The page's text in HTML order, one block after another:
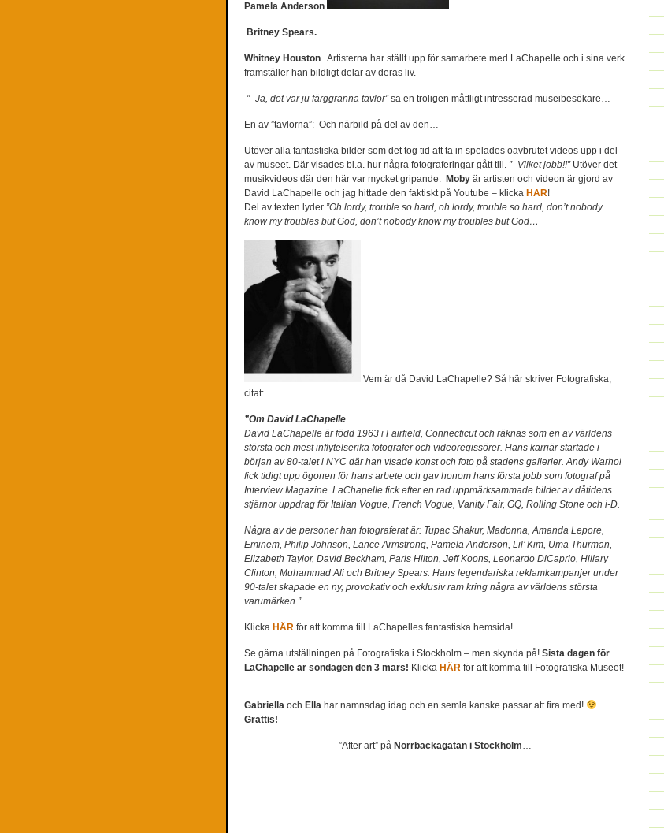
Pamela Anderson
Britney Spears.
Whitney Houston. Artisterna har ställt upp för samarbete med LaChapelle och i sina verk
framställer han bildligt delar av deras liv.
”- Ja, det var ju färggranna tavlor”sa en troligen måttligt intresserad museibesökare…
En av ”tavlorna”: Och närbild på del av den…
Utöver alla fantastiska bilder som det tog tid att ta in spelades oavbrutet videos upp i del
av museet. Där visades bl.a. hur några fotograferingar gått till. ”- Vilket jobb!!”Utöver det –
musikvideos där den här var mycket gripande: Moby är artisten och videon är gjord av
David LaChapelle och jag hittade den faktiskt på Youtube – klicka HÄR!
Del av texten lyder ”Oh lordy, trouble so hard, oh lordy, trouble so hard, don’t nobody
know my troubles but God, don’t nobody know my troubles but God…
Vem är då David LaChapelle? Så här skriver Fotografiska,
citat:
”Om David LaChapelle
David LaChapelle är född 1963 i Fairfield, Connecticut och räknas som en av världens
största och mest inflytelserika fotografer och videoregissörer. Hans karriär startade i
början av 80-talet i NYC där han visade konst och foto på stadens gallerier. Andy Warhol
fick tidigt upp ögonen för hans arbete och gav honom hans första jobb som fotograf på
Interview Magazine. LaChapelle fick efter en rad uppmärksammade bilder av dåtidens
stjärnor uppdrag för Italian Vogue, French Vogue, Vanity Fair, GQ, Rolling Stone och i-D.
Några av de personer han fotograferat är: Tupac Shakur, Madonna, Amanda Lepore,
Eminem, Philip Johnson, Lance Armstrong, Pamela Anderson, Lil’ Kim, Uma Thurman,
Elizabeth Taylor, David Beckham, Paris Hilton, Jeff Koons, Leonardo DiCaprio, Hillary
Clinton, Muhammad Ali och Britney Spears. Hans legendariska reklamkampanjer under
90-talet skapade en ny, provokativ och exklusiv ram kring några av världens största
varumärken.”
Klicka HÄR för att komma till LaChapelles fantastiska hemsida!
Se gärna utställningen på Fotografiska i Stockholm – men skynda på! Sista dagen för
LaChapelle är söndagen den 3 mars! Klicka HÄR för att komma till Fotografiska Museet!
Gabriella och Ella har namnsdag idag och en semla kanske passar att fira med!
Grattis!
”After art” på Norrbackagatan i Stockholm…